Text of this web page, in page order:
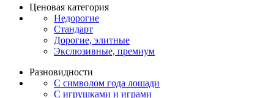
Ценовая категория
Недорогие
Стандарт
Дорогие, элитные
Экслюзивные, премиум
Разновидности
С символом года лошади
С игрушками и играми